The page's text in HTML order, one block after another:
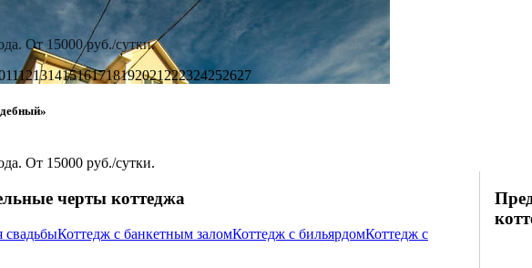
От 15000 руб./сутки.
1112131415161718192021222324252627
От 15000 руб./сутки.
черты коттеджа
свадьбыКоттедж с банкетным заломКоттедж с бильярдомКоттедж с